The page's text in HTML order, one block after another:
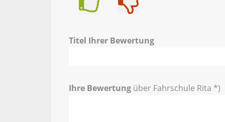
Titel Ihrer Bewertung
Ihre Bewertung über Fahrschule Rita *)